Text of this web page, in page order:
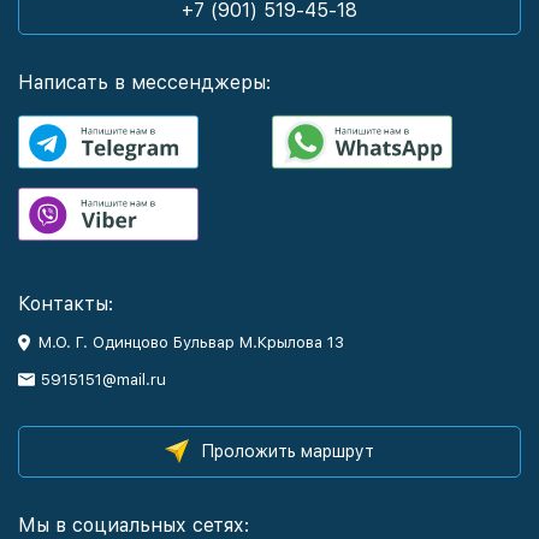
+7 (901) 519-45-18
Написать в мессенджеры:
Контакты:
М.О. Г. Одинцово Бульвар М.Крылова 13
5915151@mail.ru
Проложить маршрут
Мы в социальных сетях: